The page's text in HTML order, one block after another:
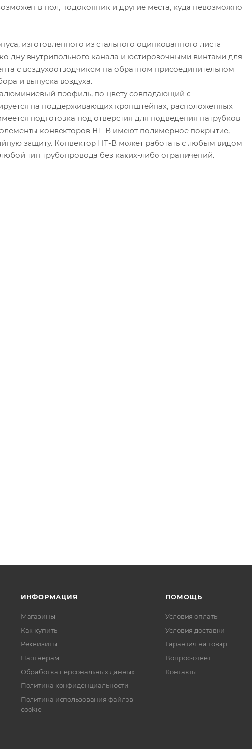
в пол, подоконник и другие места, куда невозможно
изготовленного из стального оцинкованного листа
дну внутрипольного канала и юстировочными винтами для
с воздухоотводчиком на обратном присоединительном
и выпуска воздуха.
профиль, по цвету совпадающий с
на поддерживающих кронштейнах, расположенных
подготовка под отверстия для подведения патрубков
элементы конвекторов НТ-В имеют полимерное покрытие,
защиту. Конвектор НТ-В может работать с любым видом
тип трубопровода без каких-либо ограничений.
ИНФОРМАЦИЯ
Магазины
Как купить
Реквизиты
Партнерам
Обработка персональных данных
Политика конфиденциальности
Политика использования файлов
cookie
ПОМОЩЬ
Условия оплаты
Условия доставки
Гарантия на товар
Вопрос-ответ
Контакты